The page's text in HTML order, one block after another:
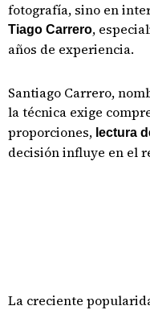
fotografía, sino en
Tiago Carrero,
años de experiencia.
Santiago Carrero,
la técnica exige
proporciones, lectura
decisión influye en el
La creciente